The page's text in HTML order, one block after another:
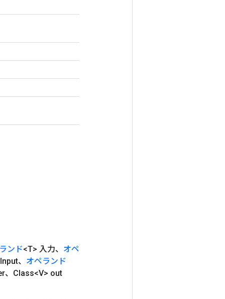
ンド<T> 入力、 オペ
Input、 オペランド
、Class<V> out